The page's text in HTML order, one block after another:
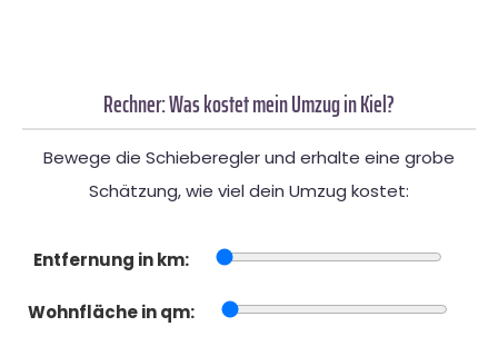
Rechner: Was kostet mein Umzug in Kiel?
Bewege die Schieberegler und erhalte eine grobe
Schätzung, wie viel dein Umzug kostet:
Entfernung in km:
Wohnfläche in qm: